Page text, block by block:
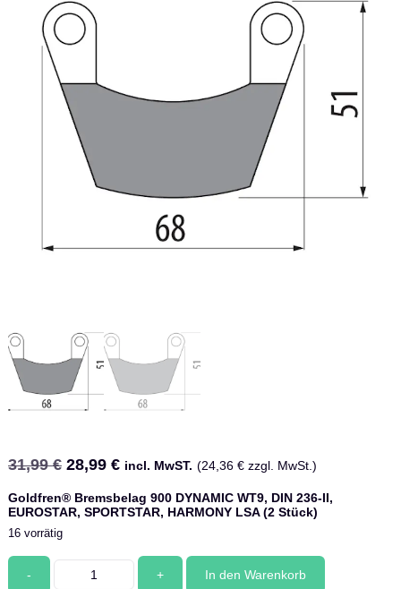
31,99€ Ursprünglicher
war:
28,99 €Aktueller
ist:
incl. MwST. (24,36 €zzgl. MwSt.)
Goldfren® Bremsbelag 900 DYNAMIC WT9, DIN 236-II,
EUROSTAR, SPORTSTAR, HARMONY LSA (2 Stück)
16 vorrätig
Goldfren®
Bremsbelag
In den Warenkorb